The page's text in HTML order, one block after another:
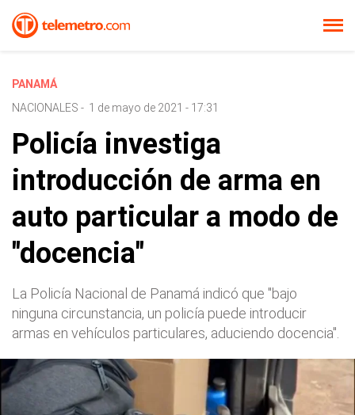
PANAMÁ
NACIONALES - 1 de mayo de 2021 - 17:31
Policía investiga
introducción de arma en
auto particular a modo de
"docencia"
La Policía Nacional de Panamá indicó que "bajo
ninguna circunstancia, un policía puede introducir
armas en vehículos particulares, aduciendo docencia".